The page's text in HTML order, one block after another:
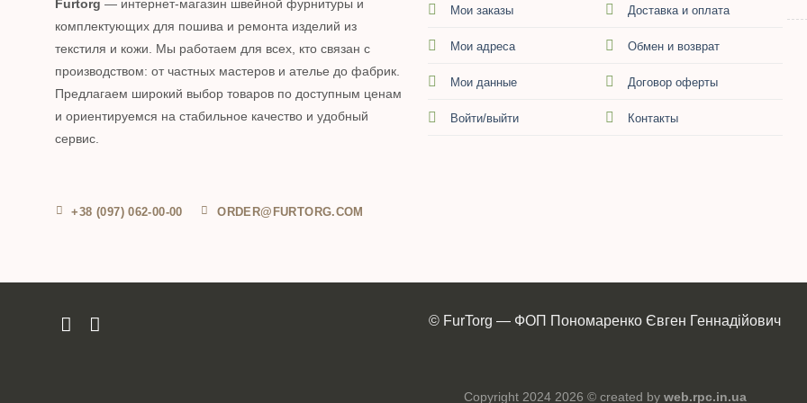
Furtorg — интернет-магазин швейной фурнитуры и
комплектующих для пошива и ремонта изделий из
текстиля и кожи. Мы работаем для всех, кто связан с
производством: от частных мастеров и ателье до фабрик.
Предлагаем широкий выбор товаров по доступным ценам
и ориентируемся на стабильное качество и удобный
сервис.
+38 (097) 062-00-00 ORDER@FURTORG.COM
Мои заказы
Мои адреса
Мои данные
Войти/выйти
Доставка и оплата
Обмен и возврат
Договор оферты
Контакты
© FurTorg — ФОП Пономаренко Євген Геннадійович
Copyright 2024 2026 © created by web.rpc.in.ua